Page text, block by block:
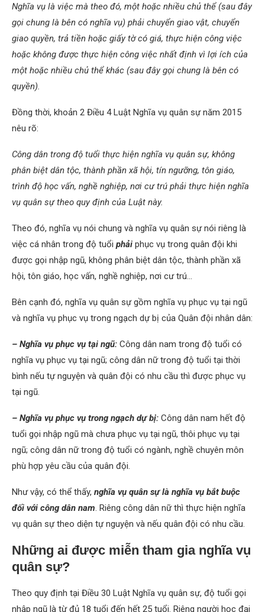
Nghĩa vụ là việc mà theo đó, một hoặc nhiều chủ thể (sau đây
gọi chung là bên có nghĩa vụ) phải chuyển giao vật, chuyển
giao quyền, trả tiền hoặc giấy tờ có giá, thực hiện công việc
hoặc không được thực hiện công việc nhất định vì lợi ích của
một hoặc nhiều chủ thể khác (sau đây gọi chung là bên có
quyền).
Đồng thời, khoản 2 Điều 4 Luật Nghĩa vụ quân sự năm 2015
nêu rõ:
Công dân trong độ tuổi thực hiện nghĩa vụ quân sự, không
phân biệt dân tộc, thành phần xã hội, tín ngưỡng, tôn giáo,
trình độ học vấn, nghề nghiệp, nơi cư trú phải thực hiện nghĩa
vụ quân sự theo quy định của Luật này.
Theo đó, nghĩa vụ nói chung và nghĩa vụ quân sự nói riêng là
việc cá nhân trong độ tuổi phải phục vụ trong quân đội khi
được gọi nhập ngũ, không phân biệt dân tộc, thành phần xã
hội, tôn giáo, học vấn, nghề nghiệp, nơi cư trú…
Bên cạnh đó, nghĩa vụ quân sự gồm nghĩa vụ phục vụ tại ngũ
và nghĩa vụ phục vụ trong ngạch dự bị của Quân đội nhân dân:
– Nghĩa vụ phục vụ tại ngũ: Công dân nam trong độ tuổi có
nghĩa vụ phục vụ tại ngũ; công dân nữ trong độ tuổi tại thời
bình nếu tự nguyện và quân đội có nhu cầu thì được phục vụ
tại ngũ.
– Nghĩa vụ phục vụ trong ngạch dự bị: Công dân nam hết độ
tuổi gọi nhập ngũ mà chưa phục vụ tại ngũ, thôi phục vụ tại
ngũ; công dân nữ trong độ tuổi có ngành, nghề chuyên môn
phù hợp yêu cầu của quân đội.
Như vậy, có thể thấy, nghĩa vụ quân sự là nghĩa vụ bắt buộc
đối với công dân nam. Riêng công dân nữ thì thực hiện nghĩa
vụ quân sự theo diện tự nguyện và nếu quân đội có nhu cầu.
Những ai được miễn tham gia nghĩa vụ
quân sự?
Theo quy định tại Điều 30 Luật Nghĩa vụ quân sự, độ tuổi gọi
nhập ngũ là từ đủ 18 tuổi đến hết 25 tuổi. Riêng người học đại